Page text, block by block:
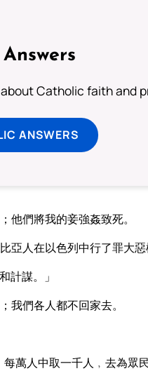
Catholic faith and
ANSWERS
他們將我的妾強姦致死。
人在以色列中行了罪大惡
計謀。」
我們各人都不回家去。
萬人中取一千人﹐去為眾